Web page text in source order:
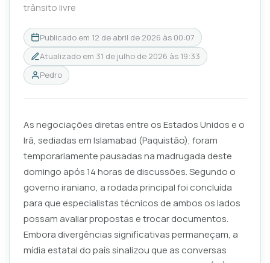
trânsito livre
Publicado em 12 de abril de 2026 às 00:07
Atualizado em 31 de julho de 2026 às 19:33
Pedro
As negociações diretas entre os Estados Unidos e o
Irã, sediadas em Islamabad (Paquistão), foram
temporariamente pausadas na madrugada deste
domingo após 14 horas de discussões. Segundo o
governo iraniano, a rodada principal foi concluída
para que especialistas técnicos de ambos os lados
possam avaliar propostas e trocar documentos.
Embora divergências significativas permaneçam, a
mídia estatal do país sinalizou que as conversas